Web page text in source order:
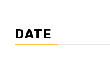
DATE